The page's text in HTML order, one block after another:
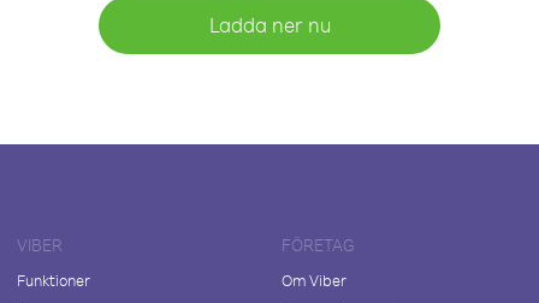
Ladda ner nu
VIBER
Funktioner
FÖRETAG
Om Viber